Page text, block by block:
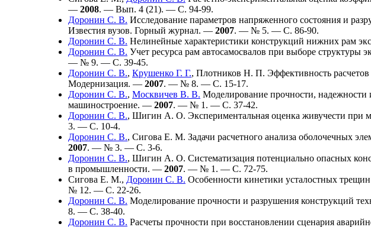
— 2008. — Вып. 4 (21). — С. 94-99.
Доронин С. В. Исследование параметров напряженного состояния и
Известия вузов. Горный журнал. — 2007. — № 5. — C. 86-90.
Доронин С. В. Нелинейные характеристики конструкций нижних рам
Доронин С. В. Учет ресурса рам автосамосвалов при выборе структуры
— № 9. — С. 39-45.
Доронин С. В., Крушенко Г. Г., Плотников Н. П. Эффективность
Модернизация. — 2007. — № 8. — С. 15-17.
Доронин С. В., Москвичев В. В. Моделирование прочности, надежности
машиностроение. — 2007. — № 1. — С. 37-42.
Доронин С. В., Шигин А. О. Экспериментальная оценка живучести при
3. — С. 10-4.
Доронин С. В., Сигова Е. М. Задачи расчетного анализа оболочечных
2007. — № 3. — С. 3-6.
Доронин С. В., Шигин А. О. Систематизация потенциально опасных
в промышленности. — 2007. — № 1. — С. 72-75.
Сигова Е. М., Доронин С. В. Особенности кинетики усталостных
№ 12. — С. 22-26.
Доронин С. В. Моделирование прочности и разрушения конструкций
8. — С. 38-40.
Доронин С. В. Расчеты прочности при восстановлении сценария